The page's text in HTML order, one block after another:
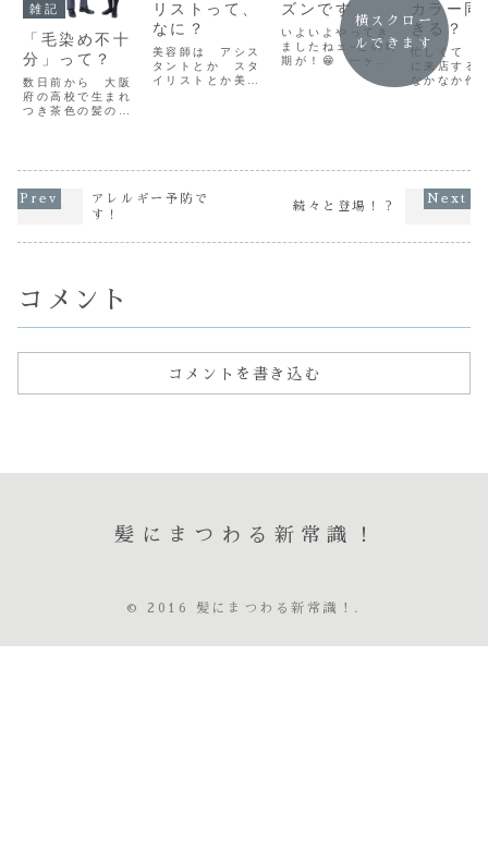
雑記
「毛染め不十
分」って？
数日前から 大阪
府の高校で生まれ
つき茶色の髪の毛
が通っている学校
の教諭らに校則を
理由に髪を黒く染
で...
リストって、
なに？
美容師は アシス
タントとか スタ
イリストとか美容
フィール 最近で
は カラーリス
ズンです
いよいよやってき
ましたねェ~この時
期が！😁 一ヶ月
間限定「飲み歩き
放題 期間！」忘
昨日の夜早々に
ていただきました
カラー同
きる？
忙しくて
に来店する
なかなか作
てるお客さ
いのでこん
横スクロー
ルできます
アレルギー予防で
す！
続々と登場！？
コメント
コメントを書き込む
髪にまつわる新常識！
© 2016 髪にまつわる新常識！.